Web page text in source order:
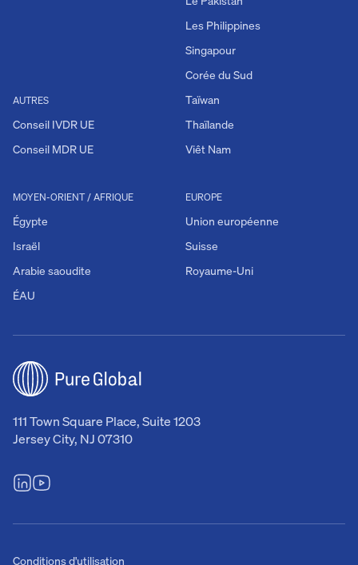
111 Town Square Place, Suite 1203
Jersey City, NJ 07310
AUTRES
Conseil IVDR UE
Conseil MDR UE
EUROPE
Union européenne
Suisse
Royaume-Uni
MOYEN-ORIENT / AFRIQUE
Égypte
Israël
Arabie saoudite
ÉAU
Les Philippines
Singapour
Corée du Sud
Taïwan
Thaïlande
Viêt Nam
Conditions d'utilisation